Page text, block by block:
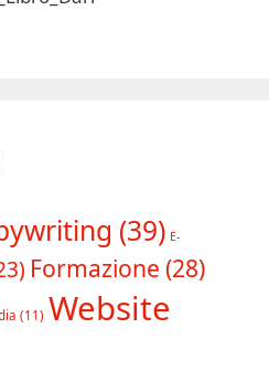
(39) E-
Formazione (28)
(11) Website